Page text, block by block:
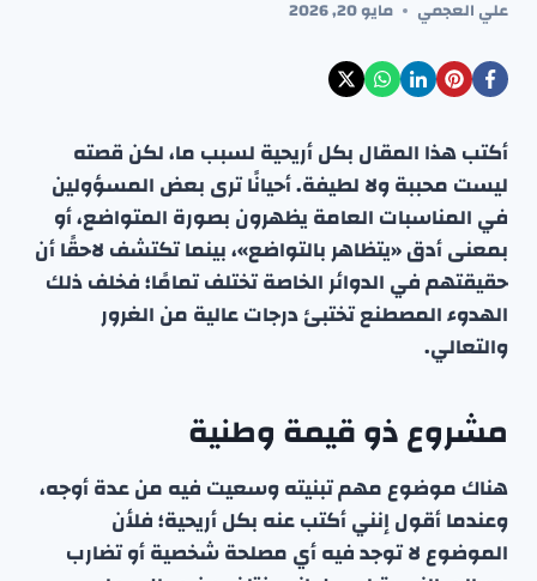
علي العجمي مايو 20, 2026
أكتب هذا المقال بكل أريحية لسبب ما، لكن قصته
ليست محببة ولا لطيفة. أحيانًا ترى بعض المسؤولين
في المناسبات العامة يظهرون بصورة المتواضع، أو
بمعنى أدق «يتظاهر بالتواضع»، بينما تكتشف لاحقًا أن
حقيقتهم في الدوائر الخاصة تختلف تمامًا؛ فخلف ذلك
الهدوء المصطنع تختبئ درجات عالية من الغرور
والتعالي.
مشروع ذو قيمة وطنية
هناك موضوع مهم تبنيته وسعيت فيه من عدة أوجه،
وعندما أقول إنني أكتب عنه بكل أريحية؛ فلأن
الموضوع لا توجد فيه أي مصلحة شخصية أو تضارب